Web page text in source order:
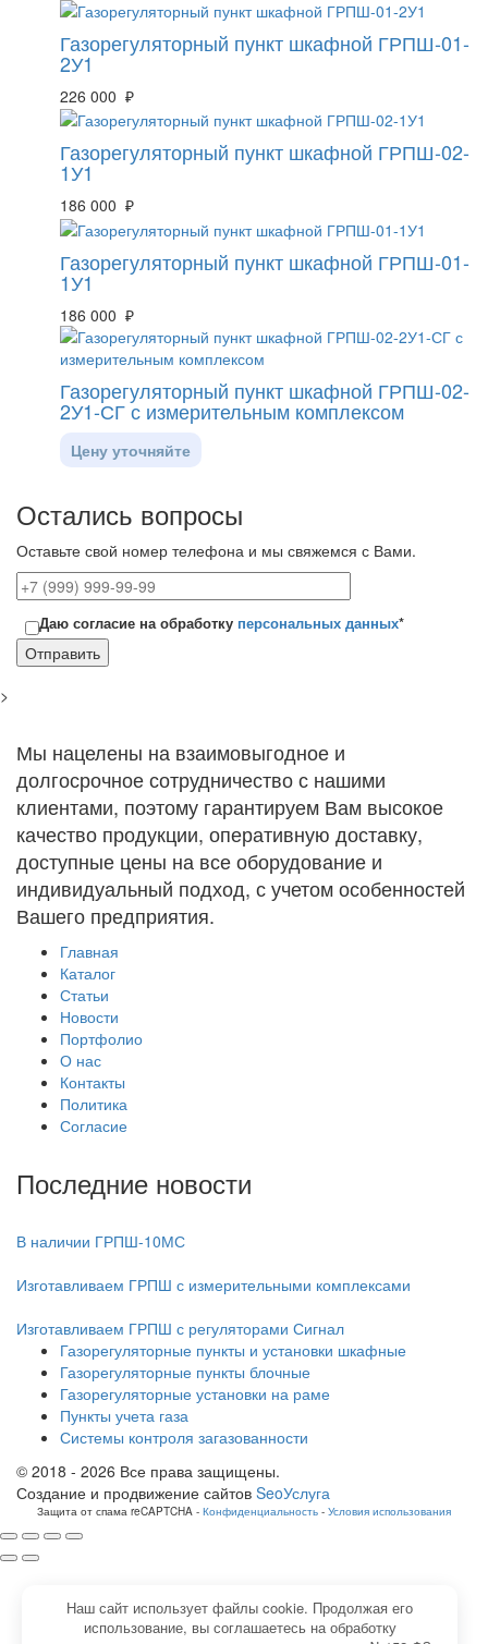
Газорегуляторный пункт шкафной ГРПШ-01-
2У1
226 000 ₽
Газорегуляторный пункт шкафной ГРПШ-02-
1У1
186 000 ₽
Газорегуляторный пункт шкафной ГРПШ-01-
1У1
186 000 ₽
Газорегуляторный пункт шкафной ГРПШ-02-
2У1-СГ с измерительным комплексом
Цену уточняйте
Остались вопросы
Оставьте свой номер телефона и мы свяжемся с Вами.
Даю согласие на обработку персональных данных*
Отправить
>
Мы нацелены на взаимовыгодное и
долгосрочное сотрудничество с нашими
клиентами, поэтому гарантируем Вам высокое
качество продукции, оперативную доставку,
доступные цены на все оборудование и
индивидуальный подход, с учетом особенностей
Вашего предприятия.
Главная
Каталог
Статьи
Новости
Портфолио
О нас
Контакты
Политика
Согласие
Последние новости
В наличии ГРПШ-10МС
Изготавливаем ГРПШ с измерительными комплексами
Изготавливаем ГРПШ с регуляторами Сигнал
Газорегуляторные пункты и установки шкафные
Газорегуляторные пункты блочные
Газорегуляторные установки на раме
Пункты учета газа
Системы контроля загазованности
© 2018 - 2026 Все права защищены.
Создание и продвижение сайтов SeoУслуга
Защита от спама reCAPTCHA - Конфиденциальность - Условия использования
Наш сайт использует файлы cookie. Продолжая его
использование, вы соглашаетесь на обработку